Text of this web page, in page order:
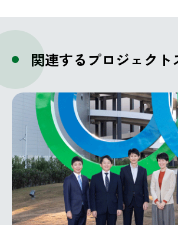
関連するプロジェクト